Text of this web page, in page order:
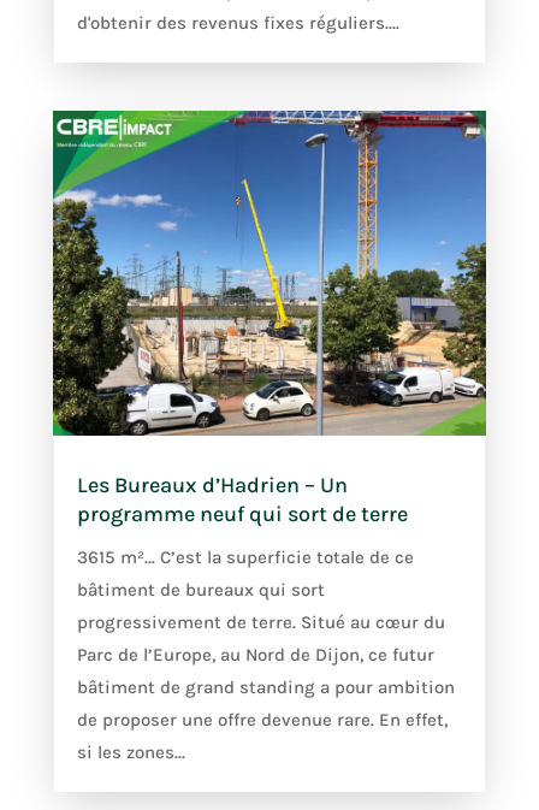
d'obtenir des revenus fixes réguliers....
Les Bureaux d’Hadrien – Un
programme neuf qui sort de terre
3615 m²… C’est la superficie totale de ce
bâtiment de bureaux qui sort
progressivement de terre. Situé au cœur du
Parc de l’Europe, au Nord de Dijon, ce futur
bâtiment de grand standing a pour ambition
de proposer une offre devenue rare. En effet,
si les zones...